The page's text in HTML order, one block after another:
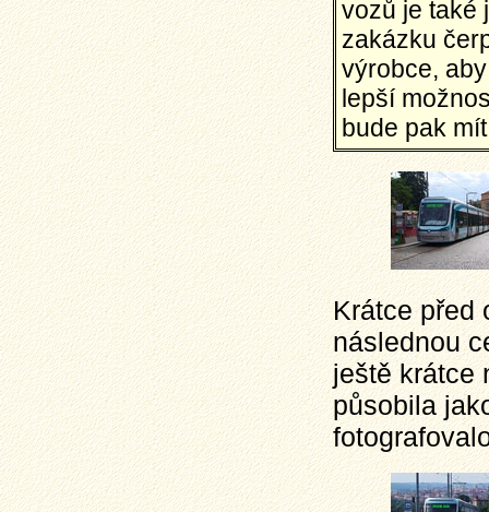
vozů je také
zakázku
výrobce,
lepší
bude pak
Krátce před
následnou
ještě krátce
působila